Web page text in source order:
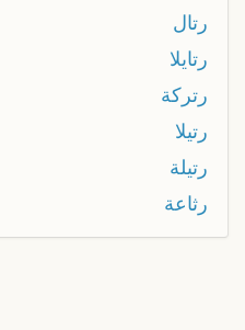
رتال
رتايلا
رتركة
رتيلا
رتيلة
رثاعة